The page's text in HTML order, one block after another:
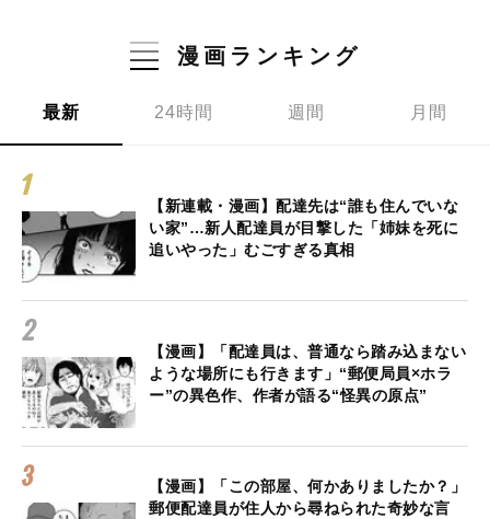
漫画ランキング
最新 24時間 週間 月間
【新連載・漫画】配達先は“誰も住んでいな
い家”…新人配達員が目撃した「姉妹を死に
追いやった」むごすぎる真相
【漫画】「配達員は、普通なら踏み込まない
ような場所にも行きます」“郵便局員×ホラ
ー”の異色作、作者が語る“怪異の原点”
【漫画】「この部屋、何かありましたか？」
郵便配達員が住人から尋ねられた奇妙な言